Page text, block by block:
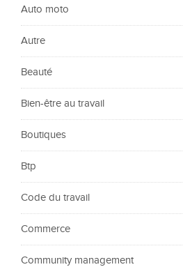
Auto moto
Autre
Beauté
Bien-être au travail
Boutiques
Btp
Code du travail
Commerce
Community management